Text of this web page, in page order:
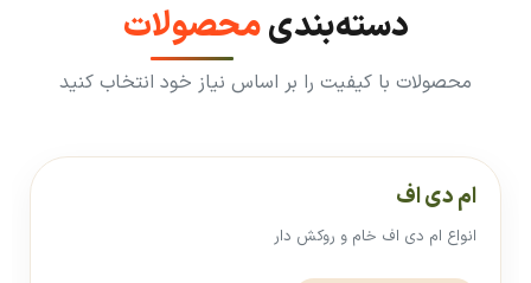
دسته‌بندیمحصولات
محصولات با کیفیت را بر اساس نیاز خود انتخاب کنید
ام دی اف
انواع ام دی اف خام و روکش دار